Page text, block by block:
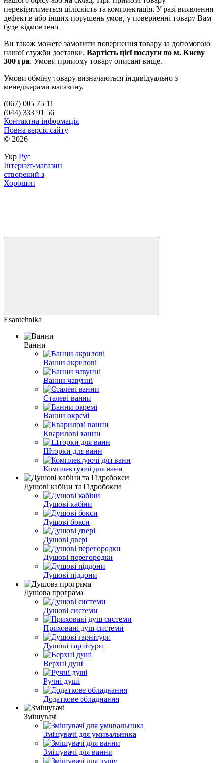
перевірятиметься цілісність та комплектація. У разі виявлення
дефектів або інших порушень умов, у поверненні товару Вам
буде відмовлено.
Ви також можете замовити повернення товару за допомогою
нашої служби доставки. Вартість цієї послуги по м. Києву
300 грн. Умови прийому товару описані вище.
Умови обміну товару визначаються індивідуально з
менеджерами магазину.
(067) 005 75 11
(044) 333 91 56
Контактна інформація
Повна версія сайту
© 2026
Укр Рус
Інтернет-магазин
створений з
Хорошоп
Esantehnika
Ванни
Ванни акрилові
Ванни чавунні
Сталеві ванни
Ванни окремі
Кварилові ванни
Шторки для ванн
Комплектуючі для ванн
Душові кабіни та Гідробокси
Душові кабіни
Душові бокси
Душові двері
Душові перегородки
Душові піддони
Душова програма
Душові системи
Приховані душ системи
Душові гарнітури
Верхні душі
Ручні душі
Додаткове обладнання
Змішувачі
Змішувачі для умивальника
Змішувачі для ванни